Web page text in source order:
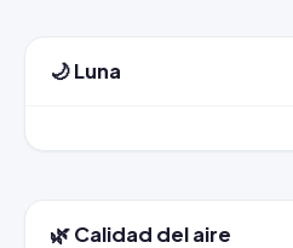
🌙 Luna
🌿 Calidad del aire